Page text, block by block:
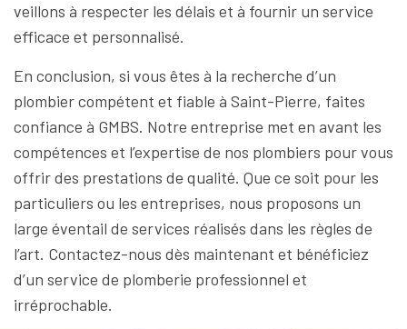
veillons à respecter les délais et à fournir un service
efficace et personnalisé.
En conclusion, si vous êtes à la recherche d’un
plombier compétent et fiable à Saint-Pierre, faites
confiance à GMBS. Notre entreprise met en avant les
compétences et l’expertise de nos plombiers pour vous
offrir des prestations de qualité. Que ce soit pour les
particuliers ou les entreprises, nous proposons un
large éventail de services réalisés dans les règles de
l’art. Contactez-nous dès maintenant et bénéficiez
d’un service de plomberie professionnel et
irréprochable.